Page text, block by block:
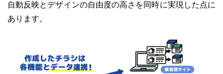
自動反映とデザインの自由度の高さを同時に実現した点に
あります。